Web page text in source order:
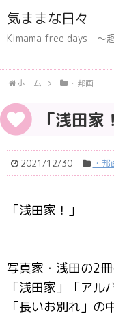
気ままな日々
Kimama free days 〜
ホーム ・邦画
「浅田家
2021/12/30 ・邦
「浅田家！」
写真家・浅田の2
「浅田家」「アル
「長いお別れ」